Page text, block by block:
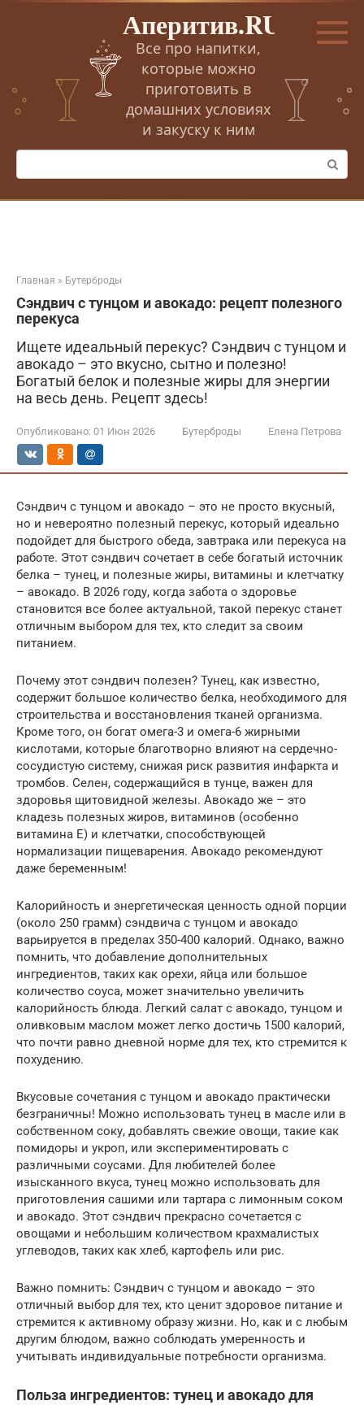
Перейти
Аперитив.RU
Все про напитки,
которые можно
приготовить в
домашних условиях
и закуску к ним
Поиск:
Главная » Бутерброды
Сэндвич с тунцом и авокадо: рецепт полезного
перекуса
Ищете идеальный перекус? Сэндвич с тунцом и
авокадо – это вкусно, сытно и полезно!
Богатый белок и полезные жиры для энергии
на весь день. Рецепт здесь!
Опубликовано: 01 Июн 2026 Бутерброды Елена Петрова
Сэндвич с тунцом и авокадо – это не просто вкусный,
но и невероятно полезный перекус, который идеально
подойдет для быстрого обеда, завтрака или перекуса на
работе. Этот сэндвич сочетает в себе богатый источник
белка – тунец, и полезные жиры, витамины и клетчатку
– авокадо. В 2026 году, когда забота о здоровье
становится все более актуальной, такой перекус станет
отличным выбором для тех, кто следит за своим
питанием.
Почему этот сэндвич полезен? Тунец, как известно,
содержит большое количество белка, необходимого для
строительства и восстановления тканей организма.
Кроме того, он богат омега-3 и омега-6 жирными
кислотами, которые благотворно влияют на сердечно-
сосудистую систему, снижая риск развития инфаркта и
тромбов. Селен, содержащийся в тунце, важен для
здоровья щитовидной железы. Авокадо же – это
кладезь полезных жиров, витаминов (особенно
витамина Е) и клетчатки, способствующей
нормализации пищеварения. Авокадо рекомендуют
даже беременным!
Калорийность и энергетическая ценность одной порции
(около 250 грамм) сэндвича с тунцом и авокадо
варьируется в пределах 350-400 калорий. Однако, важно
помнить, что добавление дополнительных
ингредиентов, таких как орехи, яйца или большое
количество соуса, может значительно увеличить
калорийность блюда. Легкий салат с авокадо, тунцом и
оливковым маслом может легко достичь 1500 калорий,
что почти равно дневной норме для тех, кто стремится к
похудению.
Вкусовые сочетания с тунцом и авокадо практически
безграничны! Можно использовать тунец в масле или в
собственном соку, добавлять свежие овощи, такие как
помидоры и укроп, или экспериментировать с
различными соусами. Для любителей более
изысканного вкуса, тунец можно использовать для
приготовления сашими или тартара с лимонным соком
и авокадо. Этот сэндвич прекрасно сочетается с
овощами и небольшим количеством крахмалистых
углеводов, таких как хлеб, картофель или рис.
Важно помнить: Сэндвич с тунцом и авокадо – это
отличный выбор для тех, кто ценит здоровое питание и
стремится к активному образу жизни. Но, как и с любым
другим блюдом, важно соблюдать умеренность и
учитывать индивидуальные потребности организма.
Польза ингредиентов: тунец и авокадо для